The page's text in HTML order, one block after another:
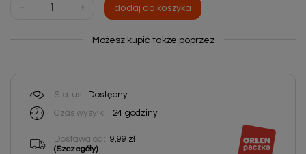
- + dodaj do koszyka
Możesz kupić także poprzez
Status:
Dostępny
Czas wysyłki:
24 godziny
Dostawa od: 9,99 zł
(Szczegóły)